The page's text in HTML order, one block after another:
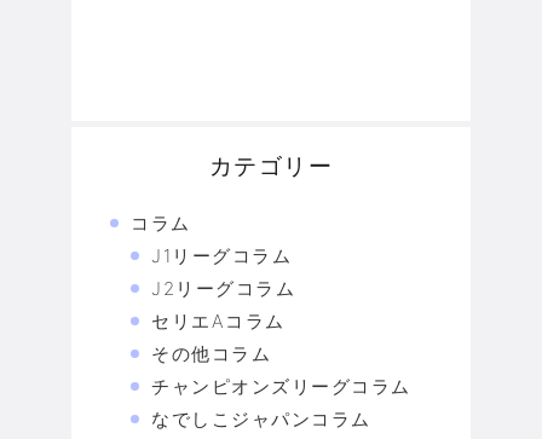
カテゴリー
コラム
J1リーグコラム
J2リーグコラム
セリエAコラム
その他コラム
チャンピオンズリーグコラム
なでしこジャパンコラム